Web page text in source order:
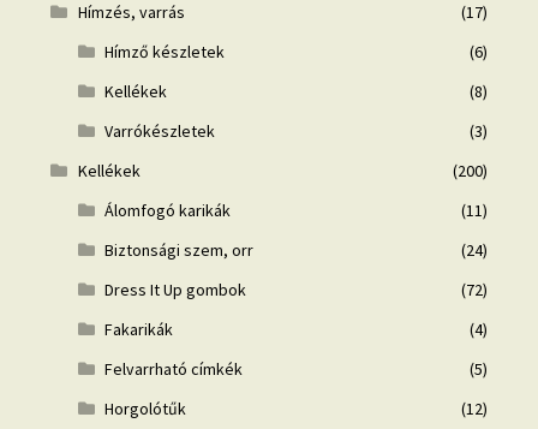
Hímzés, varrás
(17)
Hímző készletek
(6)
Kellékek
(8)
Varrókészletek
(3)
Kellékek
(200)
Álomfogó karikák
(11)
Biztonsági szem, orr
(24)
Dress It Up gombok
(72)
Fakarikák
(4)
Felvarrható címkék
(5)
Horgolótűk
(12)